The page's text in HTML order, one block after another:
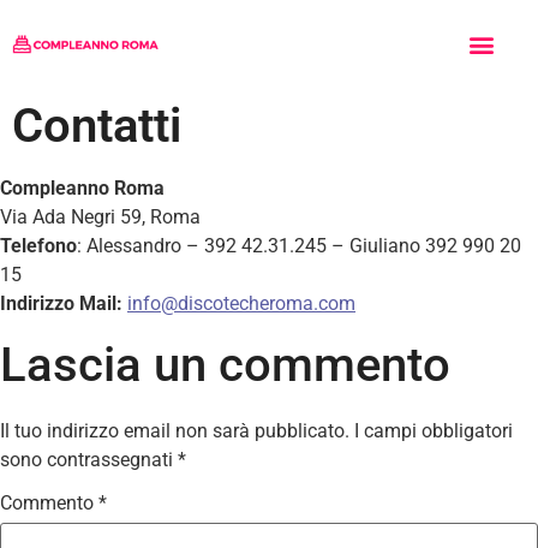
Contatti
Compleanno Roma
Via Ada Negri 59, Roma
Telefono: Alessandro – 392 42.31.245 – Giuliano 392 990 20
15
Indirizzo Mail: info@discotecheroma.com
Lascia un commento
Il tuo indirizzo email non sarà pubblicato.
I campi obbligatori
sono contrassegnati *
Commento *